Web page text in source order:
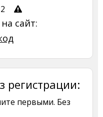
2
сайт:
первыми. Без